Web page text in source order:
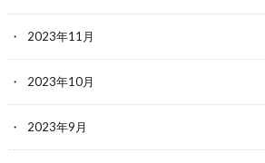
2023年11月
2023年10月
2023年9月